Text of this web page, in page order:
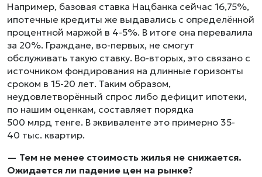
Например, базовая ставка Нацбанка сейчас 16,75%,
ипотечные кредиты же выдавались с определённой
процентной маржой в 4-5%. В итоге она перевалила
за 20%. Граждане, во-первых, не смогут
обслуживать такую ставку. Во-вторых, это связано с
источником фондирования на длинные горизонты
сроком в 15-20 лет. Таким образом,
неудовлетворённый спрос либо дефицит ипотеки,
по нашим оценкам, составляет порядка
500 млрд тенге. В эквиваленте это примерно 35-
40 тыс. квартир.
— Тем не менее стоимость жилья не снижается.
Ожидается ли падение цен на рынке?